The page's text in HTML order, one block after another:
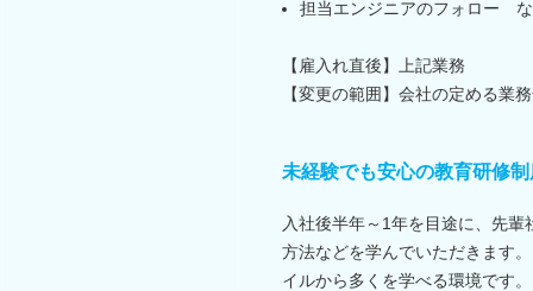
担当エンジニアのフォロー
【雇入れ直後】上記業務
【変更の範囲】会社の定める業
未経験でも安心の教育研修制
入社後半年～1年を目途に、先
方法などを学んでいただきます
イルから多くを学べる環境です